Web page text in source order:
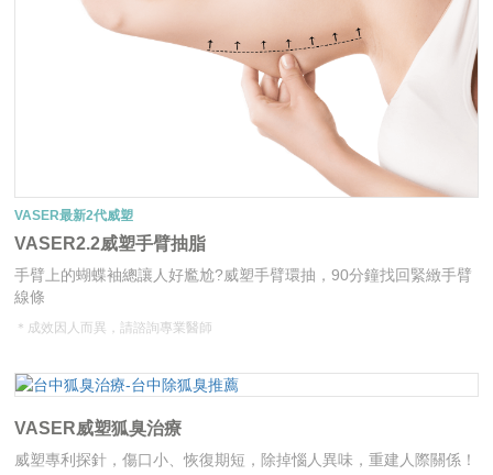
VASER最新2代威塑
VASER2.2威塑手臂抽脂
手臂上的蝴蝶袖總讓人好尷尬?威塑手臂環抽，90分鐘找回緊緻手臂
線條
＊成效因人而異，請諮詢專業醫師
VASER威塑狐臭治療
威塑專利探針，傷口小、恢復期短，除掉惱人異味，重建人際關係！